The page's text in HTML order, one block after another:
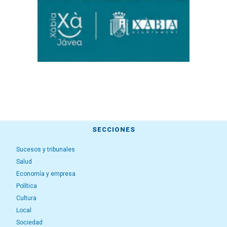
SECCIONES
Sucesos y tribunales
Salud
Economía y empresa
Política
Cultura
Local
Sociedad